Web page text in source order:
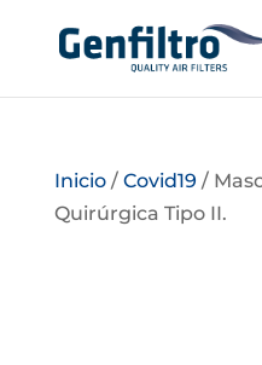
Inicio/ Covid19 /
Quirúrgica Tipo II.